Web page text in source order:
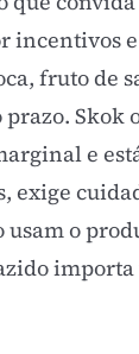
incentivos
fruto de
Skok
e
exige
usam o